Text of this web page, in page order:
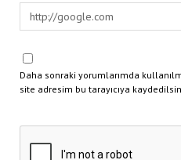
Daha sonraki yorumlarımda
site adresim bu tarayıcıya